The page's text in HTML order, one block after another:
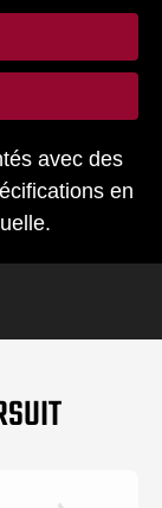
avec des
en